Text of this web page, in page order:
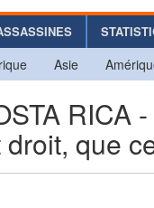
Asie
RICA
que